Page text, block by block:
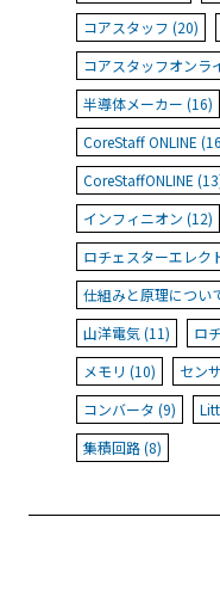
コアスタッフ (20)
コアスタッフオンラ
半導体メーカー (16)
CoreStaff ONLINE
CoreStaffONLINE
インフィニオン (12)
ロチェスターエレク
仕組みと原理につい
山洋電気 (11)
ロ
メモリ (10)
セン
コンバータ (9)
集積回路 (8)